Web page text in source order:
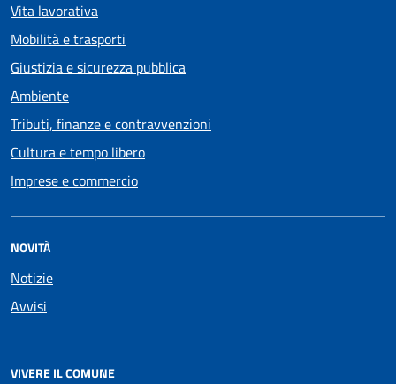
Vita lavorativa
Mobilità e trasporti
Giustizia e sicurezza pubblica
Ambiente
Tributi, finanze e contravvenzioni
Cultura e tempo libero
Imprese e commercio
NOVITÀ
Notizie
Avvisi
VIVERE IL COMUNE